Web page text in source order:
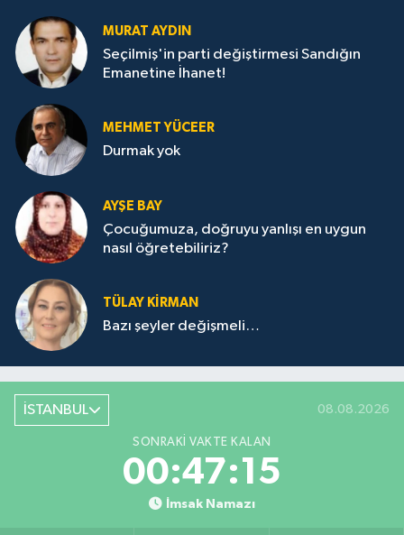
MURAT AYDIN
Seçilmiş'in parti değiştirmesi Sandığın
Emanetine İhanet!
MEHMET YÜCEER
Durmak yok
AYŞE BAY
Çocuğumuza, doğruyu yanlışı en uygun
nasıl öğretebiliriz?
TÜLAY KİRMAN
Bazı şeyler değişmeli…
İSTANBUL 08.08.2026
SONRAKI VAKTE KALAN
00:47:15
İmsak Namazı